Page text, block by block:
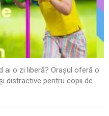
ai o zi liberă? Orașul oferă o
distractive pentru copii de